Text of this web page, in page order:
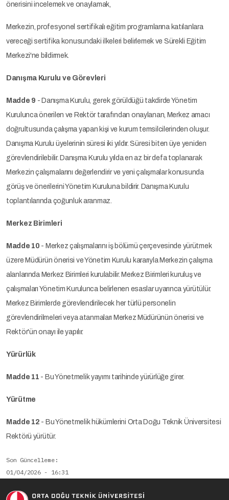
önerisini incelemek ve onaylamak,
Merkezin, profesyonel sertifikalı eğitim programlarına katılanlara
vereceği sertifika konusundaki ilkeleri belirlemek ve Sürekli Eğitim
Merkezi'ne bildirmek.
Danışma Kurulu ve Görevleri
Madde 9 - Danışma Kurulu, gerek görüldüğü takdirde Yönetim
Kurulunca önerilen ve Rektör tarafından onaylanan, Merkez amacı
doğrultusunda çalışma yapan kişi ve kurum temsilcilerinden oluşur.
Danışma Kurulu üyelerinin süresi iki yıldır. Süresi biten üye yeniden
görevlendirilebilir. Danışma Kurulu yılda en az bir defa toplanarak
Merkezin çalışmalarını değerlendirir ve yeni çalışmalar konusunda
görüş ve önerilerini Yönetim Kuruluna bildirir. Danışma Kurulu
toplantılarında çoğunluk aranmaz.
Merkez Birimleri
Madde 10 - Merkez çalışmalarını iş bölümü çerçevesinde yürütmek
üzere Müdürün önerisi ve Yönetim Kurulu kararıyla Merkezin çalışma
alanlarında Merkez Birimleri kurulabilir. Merkez Birimleri kuruluş ve
çalışmaları Yönetim Kurulunca belirlenen esaslar uyarınca yürütülür.
Merkez Birimlerde görevlendirilecek her türlü personelin
görevlendirilmeleri veya atanmaları Merkez Müdürünün önerisi ve
Rektör'ün onayı ile yapılır.
Yürürlük
Madde 11 - Bu Yönetmelik yayımı tarihinde yürürlüğe girer.
Yürütme
Madde 12 - Bu Yönetmelik hükümlerini Orta Doğu Teknik Üniversitesi
Rektörü yürütür.
Son Güncelleme
01/04/2026 - 16:31